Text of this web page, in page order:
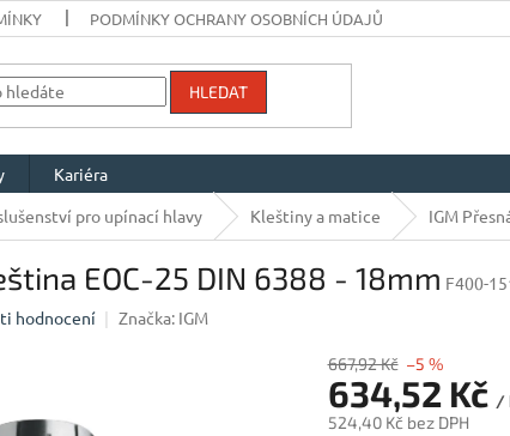
PODMÍNKY OCHRANY OSOBNÍCH ÚDAJŮ
HLEDAT
Kariéra
pro upínací hlavy Kleštiny a matice IGM
EOC-25 DIN 6388 - 18mm F400-
hodnocení Značka: IGM
667,92 Kč –5 %
634,52 Kč /
524,40 Kč bez DPH